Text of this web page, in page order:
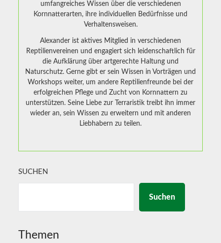
umfangreiches Wissen über die verschiedenen
Kornnatterarten, ihre individuellen Bedürfnisse und
Verhaltensweisen.
Alexander ist aktives Mitglied in verschiedenen
Reptilienvereinen und engagiert sich leidenschaftlich für
die Aufklärung über artgerechte Haltung und
Naturschutz. Gerne gibt er sein Wissen in Vorträgen und
Workshops weiter, um andere Reptilienfreunde bei der
erfolgreichen Pflege und Zucht von Kornnattern zu
unterstützen. Seine Liebe zur Terraristik treibt ihn immer
wieder an, sein Wissen zu erweitern und mit anderen
Liebhabern zu teilen.
SUCHEN
Suchen
Themen